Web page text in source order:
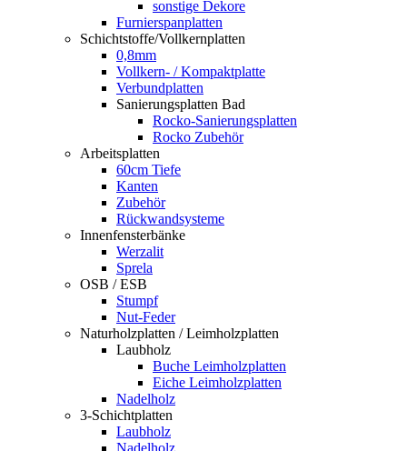
sonstige Dekore
Furnierspanplatten
Schichtstoffe/Vollkernplatten
0,8mm
Vollkern- / Kompaktplatte
Verbundplatten
Sanierungsplatten Bad
Rocko-Sanierungsplatten
Rocko Zubehör
Arbeitsplatten
60cm Tiefe
Kanten
Zubehör
Rückwandsysteme
Innenfensterbänke
Werzalit
Sprela
OSB / ESB
Stumpf
Nut-Feder
Naturholzplatten / Leimholzplatten
Laubholz
Buche Leimholzplatten
Eiche Leimholzplatten
Nadelholz
3-Schichtplatten
Laubholz